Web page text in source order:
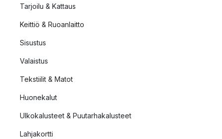
Tarjoilu & Kattaus
Keittiö & Ruoanlaitto
Sisustus
Valaistus
Tekstiilit & Matot
Huonekalut
Ulkokalusteet & Puutarhakalusteet
Lahjakortti